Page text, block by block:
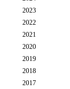
2023
2022
2021
2020
2019
2018
2017